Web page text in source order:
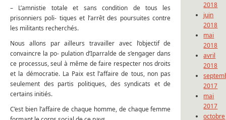
– L’amnistie totale et sans condition de tous les
prisonniers poli- tiques et l’arrêt des poursuites contre
les militants recherchés.
Nous allons par ailleurs travailler avec l’objectif de
convaincre la po- pulation d’Iparralde de s’engager dans
ce processus, seul à même de faire respecter nos droits
et la démocratie. La Paix est l’affaire de tous, non pas
seulement des partis politiques, des syndicats et de
certains initiés.
C’est bien l’affaire de chaque homme, de chaque femme
2018
juin
2018
mai
2018
avril
2018
2017
mai
2017
octobre